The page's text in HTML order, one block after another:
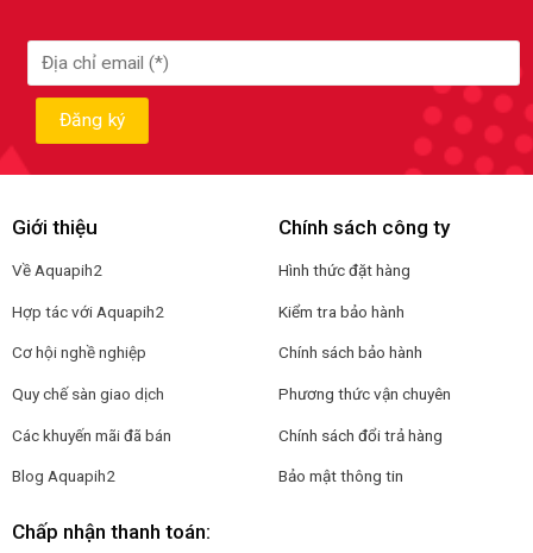
Giới thiệu
Về Aquapih2
Hợp tác với Aquapih2
Cơ hội nghề nghiệp
Quy chế sàn giao dịch
Các khuyến mãi đã bán
Blog Aquapih2
Chính sách công ty
Hình thức đặt hàng
Kiểm tra bảo hành
Chính sách bảo hành
Phương thức vận chuyên
Chính sách đổi trả hàng
Bảo mật thông tin
Chấp nhận thanh toán: